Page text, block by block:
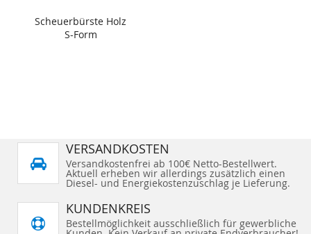
Scheuerbürste Holz
S-Form
VERSANDKOSTEN
Versandkostenfrei ab 100€ Netto-Bestellwert.
Aktuell erheben wir allerdings zusätzlich einen
Diesel- und Energiekostenzuschlag je Lieferung.
KUNDENKREIS
Bestellmöglichkeit ausschließlich für gewerbliche